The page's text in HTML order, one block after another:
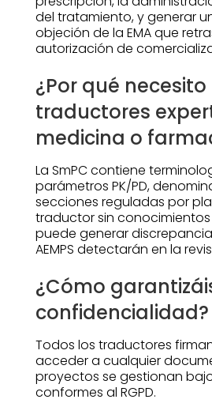
del tratamiento, y generar
objeción de la EMA que
autorización de
¿Por qué necesito
traductores
medicina o
La SmPC contiene
parámetros PK/PD,
secciones reguladas por
traductor sin
puede generar
AEMPS detectarán en la
¿Cómo
confidencialidad?
Todos los traductores
acceder a cualquier
proyectos se gestionan
conformes al RGPD.